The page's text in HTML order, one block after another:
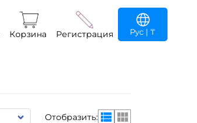
Корзина Регистрация Рус | ₸
Отобразить: